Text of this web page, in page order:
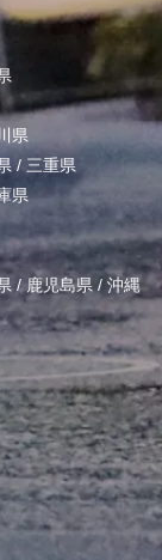
県
/ 三重県
県
/鹿児島県 / 沖縄